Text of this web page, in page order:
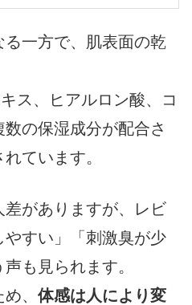
一方で、肌表面の乾
ス、ヒアルロン酸、コ
の保湿成分が配合さ
ています。
差がありますが、レビ
やすい」「刺激臭が少
も見られます。
、 体感は人により変